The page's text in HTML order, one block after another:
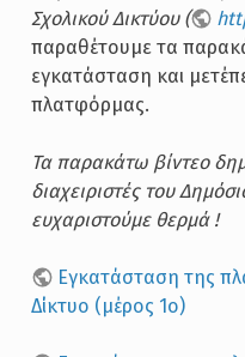
Σχολικού Δικτύου (
παραθέτουμε τα
εγκατάσταση και
πλατφόρμας.
Τα παρακάτω βίντεο
διαχειριστές του
ευχαριστούμε θερμά !
Εγκατάσταση της
Δίκτυο (μέρος 1ο)